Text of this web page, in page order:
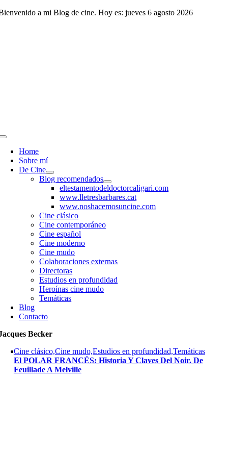
Saltar
a mi Blog de cine. Hoy es: jueves 6 agosto 2026
Toggle
NavigationHome
Sobre mí
De Cine
Blog recomendados
eltestamentodeldoctorcaligari.com
www.lletresbarbares.cat
www.noshacemosuncine.com
Cine clásico
Cine contemporáneo
Cine español
Cine moderno
Cine mudo
Colaboraciones externas
Directoras
Estudios en profundidad
Heroínas cine mudo
Temáticas
Blog
Contacto
Becker
Cine clásico,Cine mudo,Estudios en profundidad,Temáticas
El POLAR FRANCÉS: Historia Y Claves Del Noir. De
Feuillade A Melville